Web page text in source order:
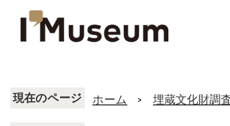
現在のページ ホーム 埋蔵文化財調